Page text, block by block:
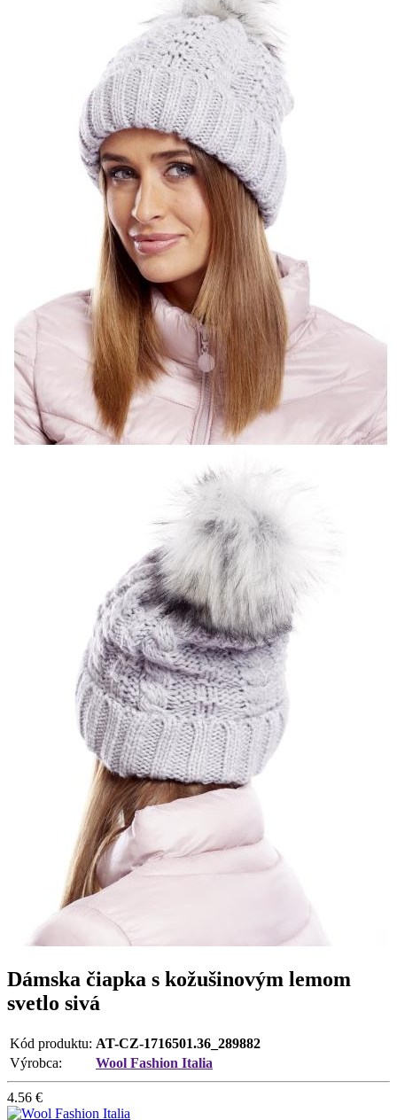
Dámska čiapka s kožušinovým lemom
svetlo sivá
Kód produktu: AT-CZ-1716501.36_289882
Výrobca:
Wool Fashion Italia
4.56 €